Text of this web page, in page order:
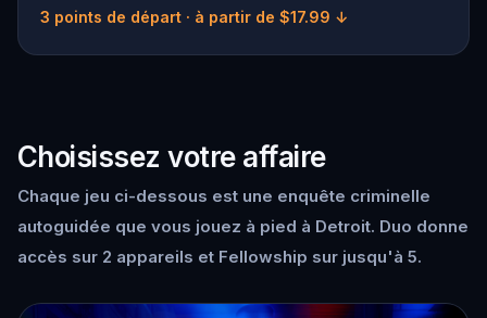
3 points de départ · à partir de $17.99 ↓
Choisissez votre affaire
Chaque jeu ci-dessous est une enquête criminelle
autoguidée que vous jouez à pied à Detroit. Duo donne
accès sur 2 appareils et Fellowship sur jusqu'à 5.